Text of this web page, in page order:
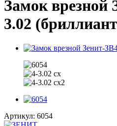
Замок врезной
3.02
Артикул: 6054